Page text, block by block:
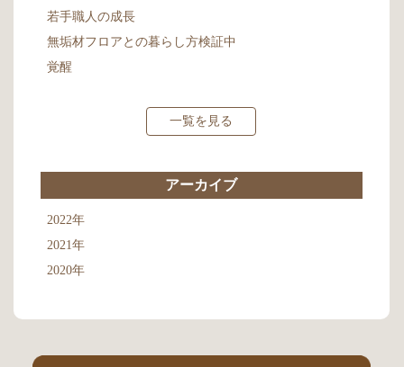
若手職人の成長
無垢材フロアとの暮らし方検証中
覚醒
一覧を見る
アーカイブ
2022年
2021年
2020年